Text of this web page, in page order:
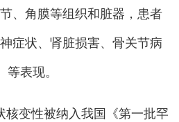
、角膜等组织和脏器，患者
症状、肾脏损害、骨关节病
表现。
变性被纳入我国《第一批罕